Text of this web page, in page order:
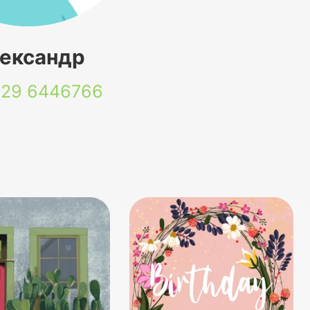
6446766